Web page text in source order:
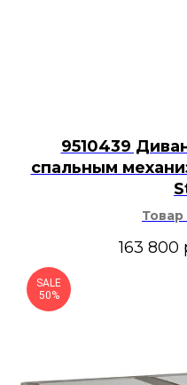
9510439
спальным
Товар
163 800
SALE
50%